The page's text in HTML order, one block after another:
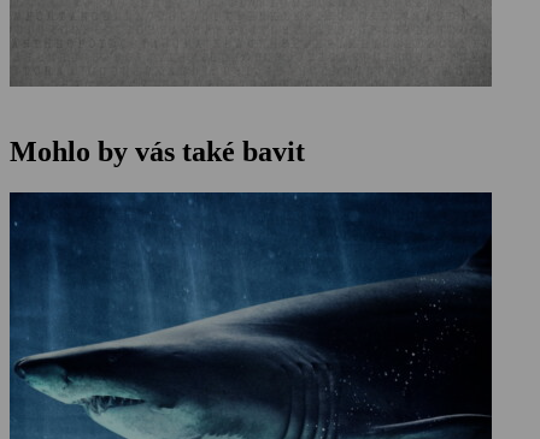
Mohlo by vás také bavit